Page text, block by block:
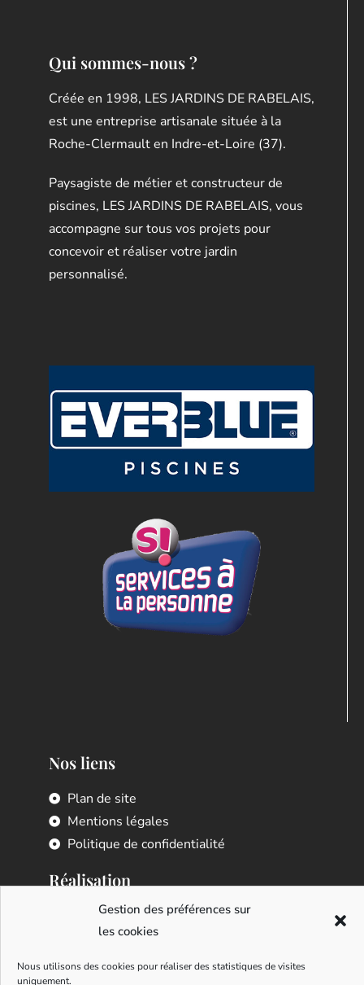
Gestion des préférences sur
les cookies
Nous utilisons des cookies pour réaliser des statistiques de visites
uniquement.
Qui sommes-nous ?
Créée en 1998, LES JARDINS DE RABELAIS,
est une entreprise artisanale située à la
Roche-Clermault en Indre-et-Loire (37).
Paysagiste de métier et constructeur de
piscines, LES JARDINS DE RABELAIS, vous
accompagne sur tous vos projets pour
concevoir et réaliser votre jardin
personnalisé.
Nos liens
Plan de site
Mentions légales
Politique de confidentialité
Réalisation
Agence Web